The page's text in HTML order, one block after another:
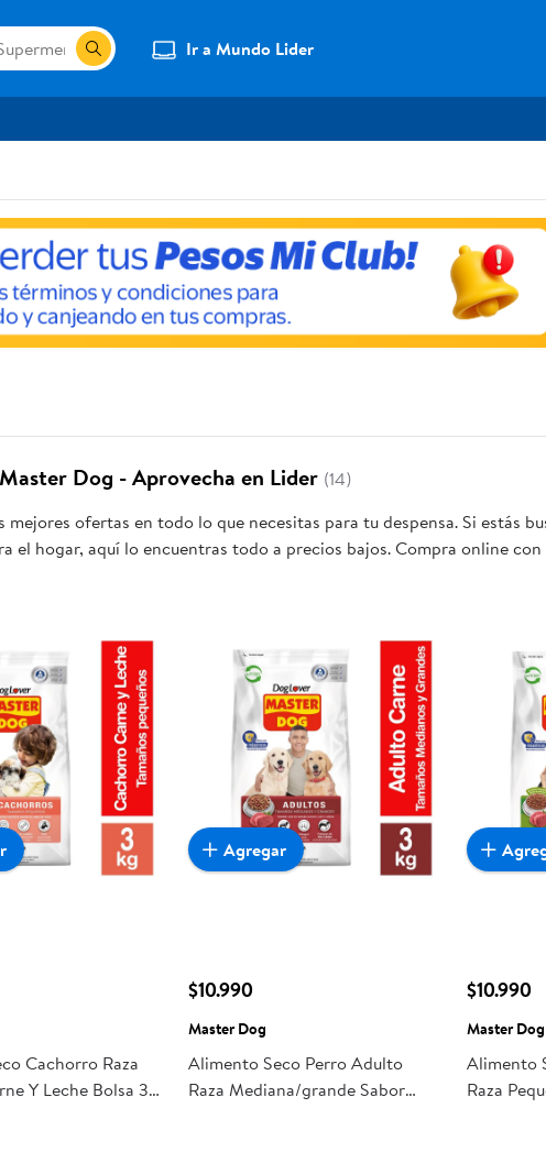
Ir a Mundo Lider
Dog - Aprovecha en Lider (14)
mejores ofertas en todo lo que necesitas para tu despensa. Si estás
el hogar, aquí lo encuentras todo a precios bajos. Compra online
realmente conveniente para ti y tu familia.
Cachorro Raza
Y Leche Bolsa 3
$10.990
Master Dog
Alimento Seco Perro Adulto
Raza Mediana/grande Sabor
Agregar
$10.990
Master Dog
Alimento
Raza